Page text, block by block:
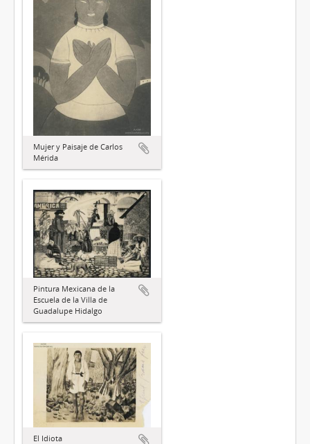
Mujer y Paisaje de Carlos
Mérida
Pintura Mexicana de la
Escuela de la Villa de
Guadalupe Hidalgo
El Idiota